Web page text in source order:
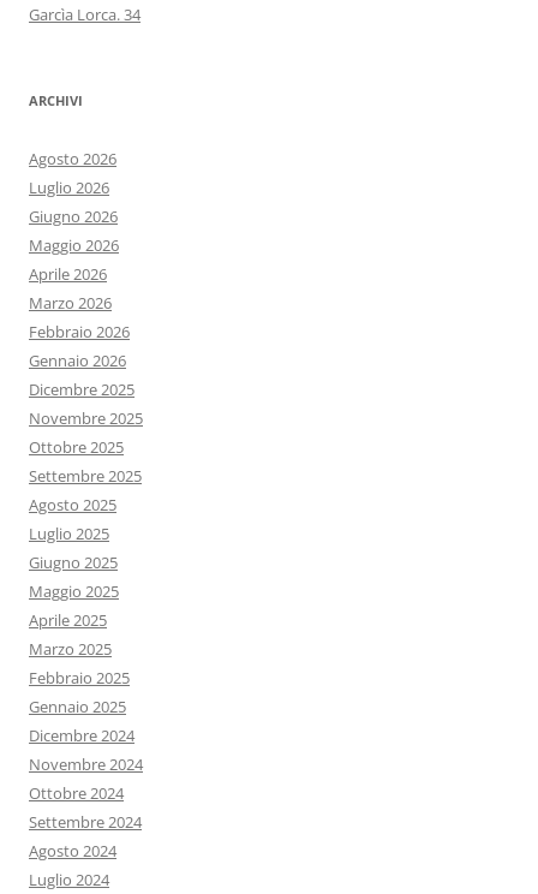
Garcìa Lorca. 34
ARCHIVI
Agosto 2026
Luglio 2026
Giugno 2026
Maggio 2026
Aprile 2026
Marzo 2026
Febbraio 2026
Gennaio 2026
Dicembre 2025
Novembre 2025
Ottobre 2025
Settembre 2025
Agosto 2025
Luglio 2025
Giugno 2025
Maggio 2025
Aprile 2025
Marzo 2025
Febbraio 2025
Gennaio 2025
Dicembre 2024
Novembre 2024
Ottobre 2024
Settembre 2024
Agosto 2024
Luglio 2024